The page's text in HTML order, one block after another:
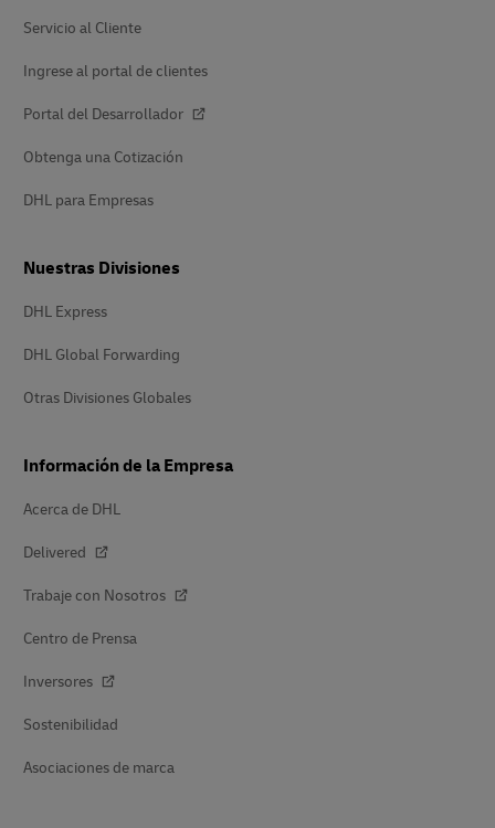
Servicio al Cliente
Ingrese al portal de clientes
Portal del Desarrollador
Obtenga una Cotización
DHL para Empresas
Nuestras Divisiones
DHL Express
DHL Global Forwarding
Otras Divisiones Globales
Información de la Empresa
Acerca de DHL
Delivered
Trabaje con Nosotros
Centro de Prensa
Inversores
Sostenibilidad
Asociaciones de marca